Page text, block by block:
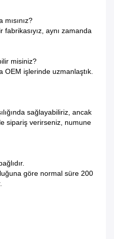
aynı zamanda
misiniz?
OEM işlerinde uzmanlaştık.
sağlayabiliriz, ancak
sipariş verirseniz, numune
göre normal süre 200